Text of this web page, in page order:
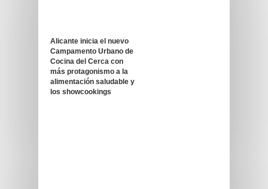
Alicante inicia el nuevo
Campamento Urbano de
Cocina del Cerca con
más protagonismo a la
alimentación saludable y
los showcookings